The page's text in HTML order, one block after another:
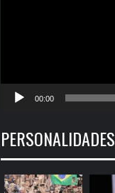
00:00
PERSONALIDADES